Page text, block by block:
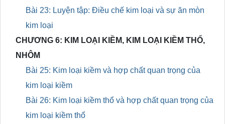
Bài 23: Luyện tập: Điều chế kim loại và sự ăn mòn
kim loại
CHƯƠNG 6: KIM LOẠI KIỀM, KIM LOẠI KIỀM THỔ,
NHÔM
Bài 25: Kim loại kiềm và hợp chất quan trọng của
kim loại kiềm
Bài 26: Kim loại kiềm thổ và hợp chất quan trọng của
kim loại kiềm thổ